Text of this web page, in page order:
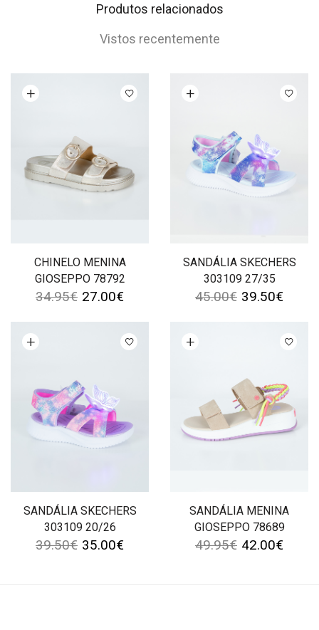
Produtos relacionados
Vistos recentemente
CHINELO MENINA
GIOSEPPO 78792
opções
34.95€ 27.00€
SANDÁLIA SKECHERS
303109 27/35
Ver opções
45.00€ 39.50€
SANDÁLIA SKECHERS
303109 20/26
opções
39.50€ 35.00€
SANDÁLIA MENINA
GIOSEPPO 78689
Ver opções
49.95€ 42.00€